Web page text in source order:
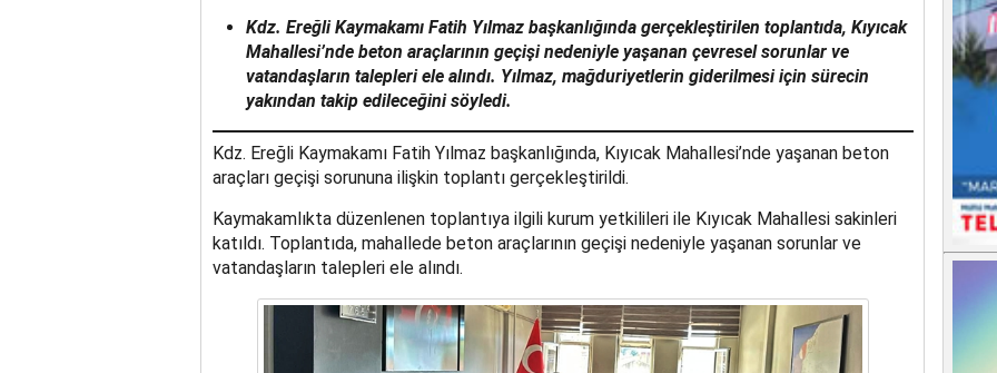
Kdz. Ereğli Kaymakamı Fatih Yılmaz başkanlığında gerçekleştirilen toplantıda, Kıyıcak
Mahallesi’nde beton araçlarının geçişi nedeniyle yaşanan çevresel sorunlar ve
vatandaşların talepleri ele alındı. Yılmaz, mağduriyetlerin giderilmesi için sürecin
yakından takip edileceğini söyledi.
Kdz. Ereğli Kaymakamı Fatih Yılmaz başkanlığında, Kıyıcak Mahallesi’nde yaşanan beton
araçları geçişi sorununa ilişkin toplantı gerçekleştirildi.
Kaymakamlıkta düzenlenen toplantıya ilgili kurum yetkilileri ile Kıyıcak Mahallesi sakinleri
katıldı. Toplantıda, mahallede beton araçlarının geçişi nedeniyle yaşanan sorunlar ve
vatandaşların talepleri ele alındı.